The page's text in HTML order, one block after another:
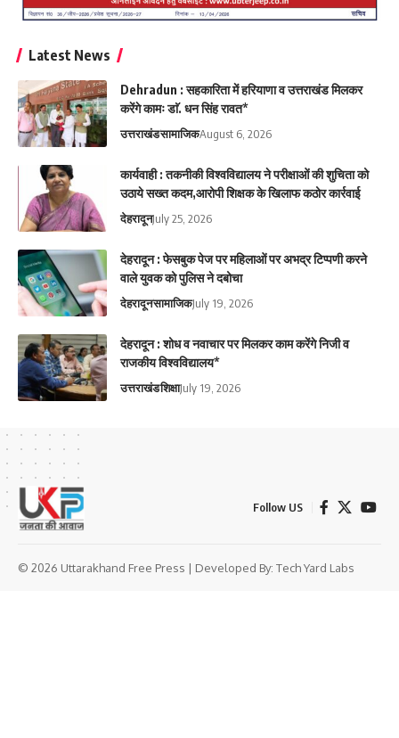
Latest News
Dehradun : सहकारिता में हरियाणा व उत्तराखंड मिलकर
करेंगे कामः डाॅ. धन सिंह रावत*
उत्तराखंडसामाजिकAugust 6, 2026
कार्यवाही : तकनीकी विश्वविद्यालय ने परीक्षाओं की शुचिता को
उठाये सख्त कदम,आरोपी शिक्षक के खिलाफ कठोर कार्रवाई
देहरादूनJuly 25, 2026
देहरादून : फेसबुक पेज पर महिलाओं पर अभद्र टिप्पणी करने
वाले युवक को पुलिस ने दबोचा
देहरादूनसामाजिकJuly 19, 2026
देहरादून : शोध व नवाचार पर मिलकर काम करेंगे निजी व
राजकीय विश्वविद्यालय*
उत्तराखंडशिक्षाJuly 19, 2026
Follow US
© 2026 Uttarakhand Free Press | Developed By: Tech Yard Labs